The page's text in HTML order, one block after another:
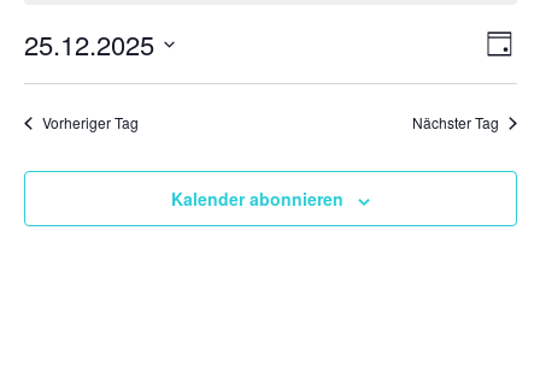
Dezember
2025
Tag
25.12.2025
Vorheriger Tag Nächster Tag
Kalender abonnieren